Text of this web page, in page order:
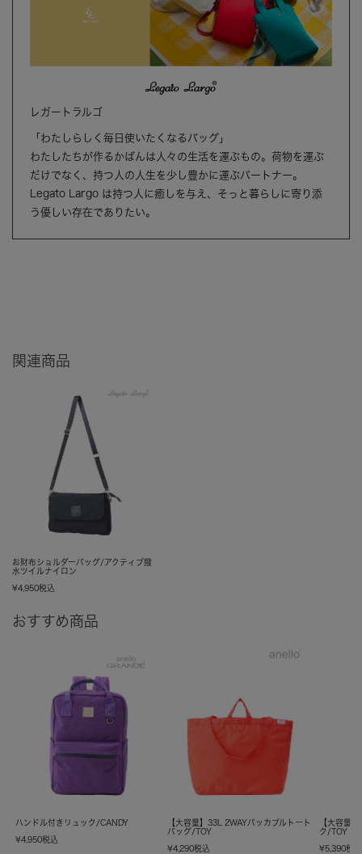
レガートラルゴ
「わたしらしく毎日使いたくなるバッグ」
わたしたちが作るかばんは人々の生活を運ぶもの。荷物を運ぶ
だけでなく、持つ人の人生を少し豊かに運ぶパートナー。
Legato Largo は持つ人に癒しを与え、そっと暮らしに寄り添
う優しい存在でありたい。
関連商品
お財布ショルダーバッグ/アクティブ撥
水ツイルナイロン
¥4,950税込
おすすめ商品
ハンドル付きリュック/CANDY
¥4,950税込
【大容量】33L 2WAYパッカブルトート
バッグ/TOY
¥4,290税込
【大容量
ク/TOY
¥5,390税込